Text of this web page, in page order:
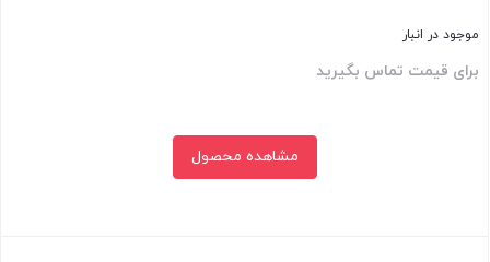
موجود در انبار
برای قیمت تماس بگیرید
مشاهده محصول